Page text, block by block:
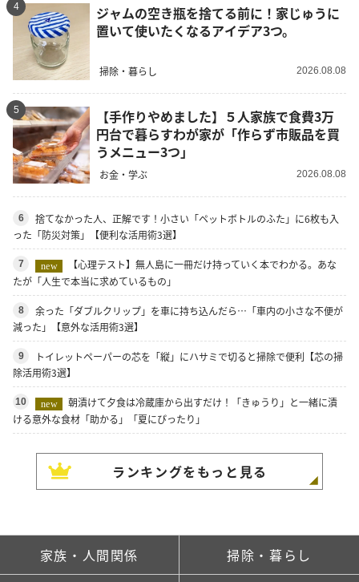
4
ジャムの空き瓶を捨てる前に！家じゅうに
置いて使いたくなるアイデア3つ。
掃除・暮らし 2026.08.08
5
【手作りやめました】５人家族で食費3万
円台で暮らすわが家が「作らず市販品を買
うメニュー3つ」
お金・学ぶ 2026.08.08
6
捨てなかった人、正解です！小さい「ペットボトルのふた」に6枚も入
った「防災対策」【便利な活用術3選】
7 new
【心理テスト】無人島に一冊だけ持っていく本でわかる。あな
たが「人生で本当に求めているもの」
8
余った「ダブルクリップ」を車に持ち込んだら…「車内の小さな不便が
減った」【意外な活用術3選】
9
トイレットペーパーの芯を「縦」にハサミで切ると掃除で便利【芯の掃
除活用術3選】
10 new
朝漬けて夕食は冷蔵庫から出すだけ！「きゅうり」と一緒に漬
ける意外な食材「助かる」「夏にぴったり」
ランキングをもっと見る
家族・人間関係 掃除・暮らし